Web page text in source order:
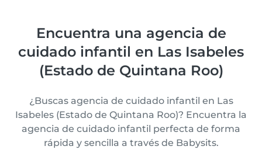
Encuentra una agencia de
cuidado infantil en Las Isabeles
(Estado de Quintana Roo)
¿Buscas agencia de cuidado infantil en Las
Isabeles (Estado de Quintana Roo)? Encuentra la
agencia de cuidado infantil perfecta de forma
rápida y sencilla a través de Babysits.